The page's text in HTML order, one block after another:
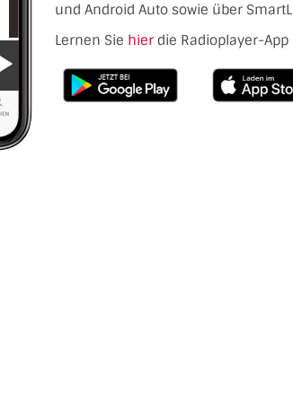
und Android Auto sowie über
Lernen Sie hier die Radioplayer-